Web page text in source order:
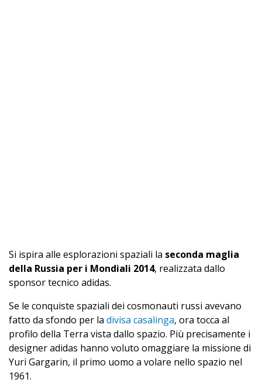
Si ispira alle esplorazioni spaziali la seconda maglia
della Russia per i Mondiali 2014, realizzata dallo
sponsor tecnico adidas.
Se le conquiste spaziali dei cosmonauti russi avevano
fatto da sfondo per la divisa casalinga, ora tocca al
profilo della Terra vista dallo spazio. Più precisamente i
designer adidas hanno voluto omaggiare la missione di
Yuri Gargarin, il primo uomo a volare nello spazio nel
1961.